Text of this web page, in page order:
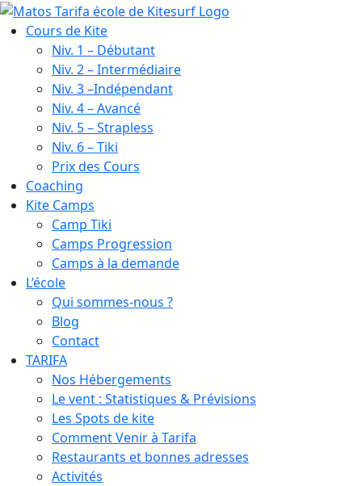
Cours de Kite
Niv. 1 – Débutant
Niv. 2 – Intermédiaire
Niv. 3 –Indépendant
Niv. 4 – Avancé
Niv. 5 – Strapless
Niv. 6 – Tiki
Prix des Cours
Coaching
Kite Camps
Camp Tiki
Camps Progression
Camps à la demande
L’école
Qui sommes-nous ?
Blog
Contact
TARIFA
Nos Hébergements
Le vent : Statistiques & Prévisions
Les Spots de kite
Comment Venir à Tarifa
Restaurants et bonnes adresses
Activités